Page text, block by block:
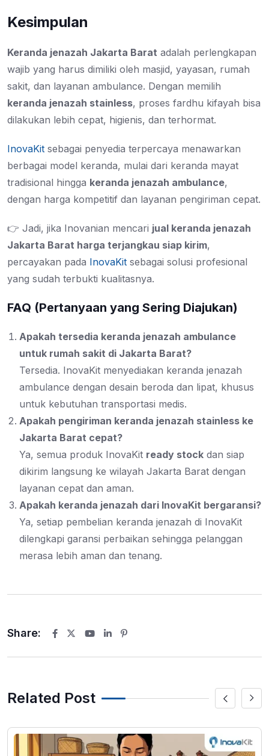
Kesimpulan
Keranda jenazah Jakarta Barat adalah perlengkapan
wajib yang harus dimiliki oleh masjid, yayasan, rumah
sakit, dan layanan ambulance. Dengan memilih
keranda jenazah stainless, proses fardhu kifayah bisa
dilakukan lebih cepat, higienis, dan terhormat.
InovaKit sebagai penyedia terpercaya menawarkan
berbagai model keranda, mulai dari keranda mayat
tradisional hingga keranda jenazah ambulance,
dengan harga kompetitif dan layanan pengiriman cepat.
👉 Jadi, jika Inovanian mencari jual keranda jenazah
Jakarta Barat harga terjangkau siap kirim,
percayakan pada InovaKit sebagai solusi profesional
yang sudah terbukti kualitasnya.
FAQ (Pertanyaan yang Sering Diajukan)
Apakah tersedia keranda jenazah ambulance
untuk rumah sakit di Jakarta Barat?
Tersedia. InovaKit menyediakan keranda jenazah
ambulance dengan desain beroda dan lipat, khusus
untuk kebutuhan transportasi medis.
Apakah pengiriman keranda jenazah stainless ke
Jakarta Barat cepat?
Ya, semua produk InovaKit ready stock dan siap
dikirim langsung ke wilayah Jakarta Barat dengan
layanan cepat dan aman.
Apakah keranda jenazah dari InovaKit bergaransi?
Ya, setiap pembelian keranda jenazah di InovaKit
dilengkapi garansi perbaikan sehingga pelanggan
merasa lebih aman dan tenang.
Share:
Youtube
LinkedIn
Related Post